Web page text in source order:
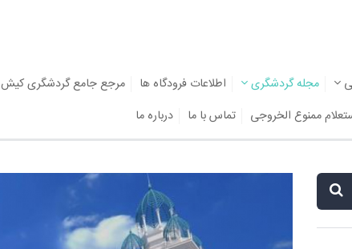
مجله گردشگری اطلاعات فرودگاه ها مرجع جامع گردشگری کیش
ممنوع الخروجی تماس با ما درباره ما